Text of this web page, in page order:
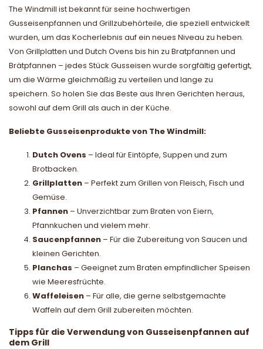
The Windmill ist bekannt für seine hochwertigen
Gusseisenpfannen und Grillzubehörteile, die speziell entwickelt
wurden, um das Kocherlebnis auf ein neues Niveau zu heben.
Von Grillplatten und Dutch Ovens bis hin zu Bratpfannen und
Brätpfannen – jedes Stück Gusseisen wurde sorgfältig gefertigt,
um die Wärme gleichmäßig zu verteilen und lange zu
speichern. So holen Sie das Beste aus Ihren Gerichten heraus,
sowohl auf dem Grill als auch in der Küche.
Beliebte Gusseisenprodukte von The Windmill:
Dutch Ovens – Ideal für Eintöpfe, Suppen und zum
Brotbacken.
Grillplatten – Perfekt zum Grillen von Fleisch, Fisch und
Gemüse.
Pfannen – Unverzichtbar zum Braten von Eiern,
Pfannkuchen und vielem mehr.
Saucenpfannen – Für die Zubereitung von Saucen und
kleinen Gerichten.
Planchas – Geeignet zum Braten empfindlicher Speisen
wie Meeresfrüchte.
Waffeleisen – Für alle, die gerne selbstgemachte
Waffeln auf dem Grill zubereiten möchten.
Tipps für die Verwendung von Gusseisenpfannen auf
dem Grill